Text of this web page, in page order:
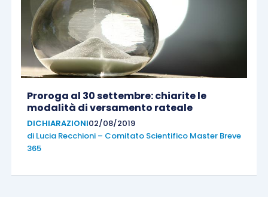
Proroga al 30 settembre: chiarite le
modalità di versamento rateale
DICHIARAZIONI02/08/2019
di Lucia Recchioni – Comitato Scientifico Master Breve
365